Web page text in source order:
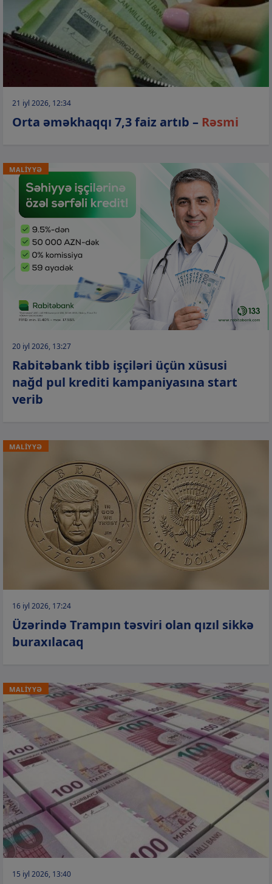
21 iyl 2026, 12:34
Orta əməkhaqqı 7,3 faiz artıb – Rəsmi
MALİYYƏ
20 iyl 2026, 13:27
Rabitəbank tibb işçiləri üçün xüsusi
nağd pul krediti kampaniyasına start
verib
MALİYYƏ
16 iyl 2026, 17:24
Üzərində Trampın təsviri olan qızıl sikkə
buraxılacaq
MALİYYƏ
15 iyl 2026, 13:40